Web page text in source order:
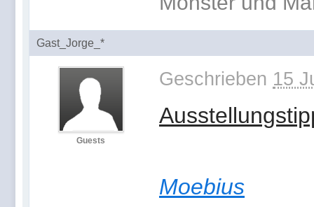
Gast_Jorge_*
Guests
Geschrieben 15
Moebius